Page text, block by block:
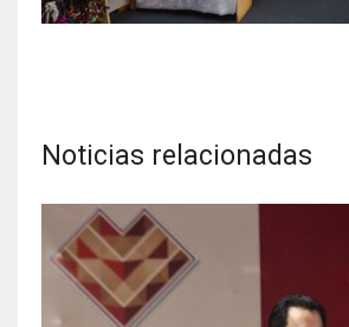
Noticias relacionadas